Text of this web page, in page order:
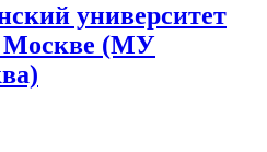
университет
Москве (МУ